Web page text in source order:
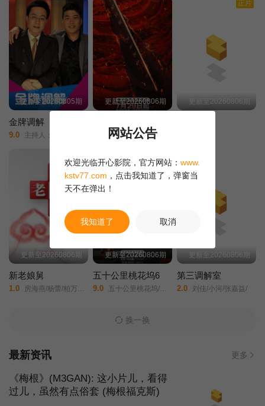
20230128期上 20230128期下
20230204期上 20230204期下 20230211期上
20230211期下 20230218期上
20230219期
20230311期下 20230325期
更新至20260805期
金牌调解
9.0 主持人：/章亭/
更新至20260806期
一饭封神第2季/
正片
更新至20260806期
更新至20260806期
新老娘舅
1.0 房海燕/杨蕾/柏万青/万峰/黄飞珏/裴蓁/冯红梅/张兆国/黄红梅/蔚兰/
更新至20260806期
五十公里桃花坞6
9.0 五十公里桃花坞/第六季/桃花坞6/五十公里桃花坞/城市角落/
更新至20260806期
第三调解室
2.0 刘佳/小河/张嘉益/
换一换
最新资讯 更多
《梅根》(M3GAN): 这小片儿，看得
过儿，虽然有点俗套 (梅根福克斯)
网站公告
欢迎光临开心影院，官方网站： www.
kstv77.com ，点击我知道了，弹窗当
天不在弹出！
我知道了 取消